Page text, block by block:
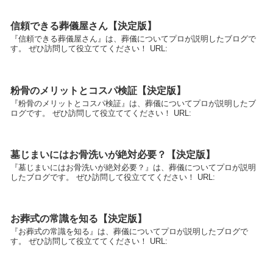
信頼できる葬儀屋さん【決定版】
『信頼できる葬儀屋さん』は、葬儀についてプロが説明したブログで
す。 ぜひ訪問して役立ててください！ URL:
粉骨のメリットとコスパ検証【決定版】
『粉骨のメリットとコスパ検証』は、葬儀についてプロが説明したブ
ログです。 ぜひ訪問して役立ててください！ URL:
墓じまいにはお骨洗いが絶対必要？【決定版】
『墓じまいにはお骨洗いが絶対必要？』は、葬儀についてプロが説明
したブログです。 ぜひ訪問して役立ててください！ URL:
お葬式の常識を知る【決定版】
『お葬式の常識を知る』は、葬儀についてプロが説明したブログで
す。 ぜひ訪問して役立ててください！ URL: